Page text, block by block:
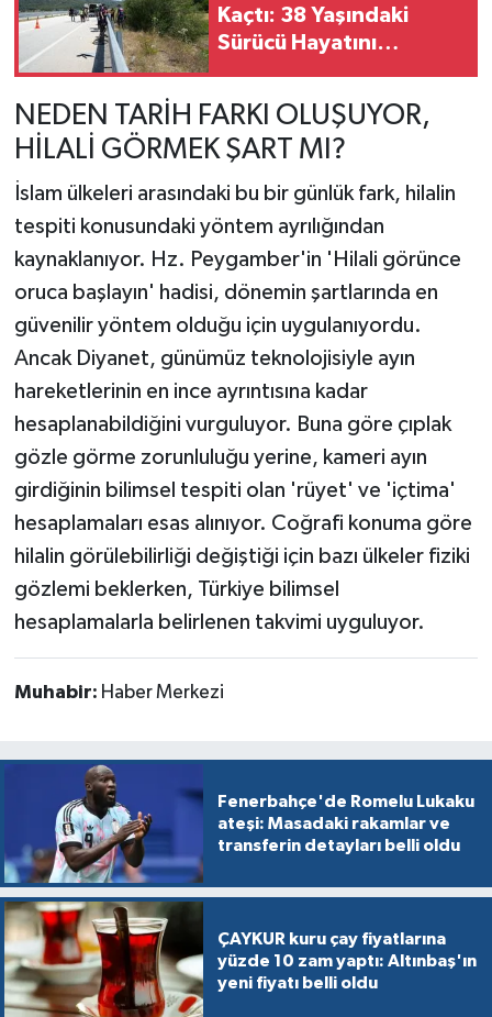
Kaçtı: 38 Yaşındaki
Sürücü Hayatını
NEDEN TARİH FARKI OLUŞUYOR,
HİLALİ GÖRMEK ŞART MI?
İslam ülkeleri arasındaki bu bir günlük fark, hilalin
tespiti konusundaki yöntem ayrılığından
kaynaklanıyor. Hz. Peygamber'in 'Hilali görünce
oruca başlayın' hadisi, dönemin şartlarında en
güvenilir yöntem olduğu için uygulanıyordu.
Ancak Diyanet, günümüz teknolojisiyle ayın
hareketlerinin en ince ayrıntısına kadar
hesaplanabildiğini vurguluyor. Buna göre çıplak
gözle görme zorunluluğu yerine, kameri ayın
girdiğinin bilimsel tespiti olan 'rüyet' ve 'içtima'
hesaplamaları esas alınıyor. Coğrafi konuma göre
hilalin görülebilirliği değiştiği için bazı ülkeler fiziki
gözlemi beklerken, Türkiye bilimsel
hesaplamalarla belirlenen takvimi uyguluyor.
Muhabir: Haber Merkezi
Fenerbahçe'de Romelu Lukaku
ateşi: Masadaki rakamlar ve
transferin detayları belli oldu
ÇAYKUR kuru çay fiyatlarına
yüzde 10 zam yaptı: Altınbaş'ın
yeni fiyatı belli oldu